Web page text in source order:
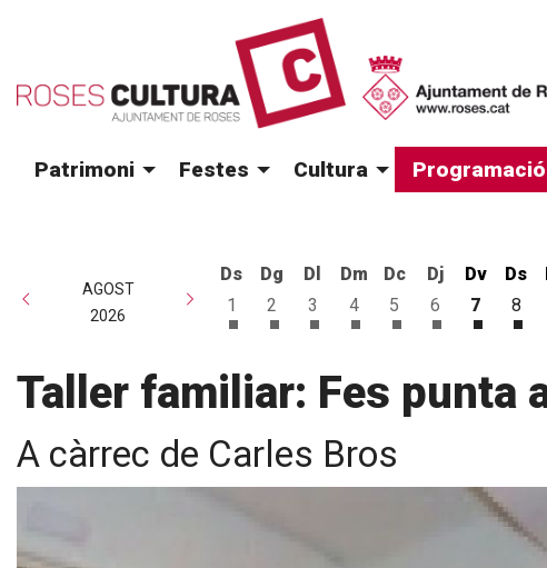
Patrimoni Festes Cultura Programació
AGOST
2026
Ds
1
Dissabte 1 d'agost
Dg
2
Diumenge 2 d'agost
Dl
3
Dilluns 3 d'agost
Dm
4
Dimarts 4 d'agost
Dc
5
Dimecres 5 d'agost
Dj
6
Dijous 6
Dv
7
Ds
8
Taller familiar: Fes punta
A càrrec de Carles Bros